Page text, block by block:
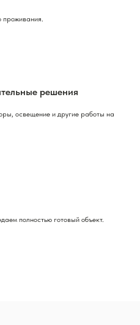
проживания.
решения
освещение и другие работы на
полностью готовый объект.